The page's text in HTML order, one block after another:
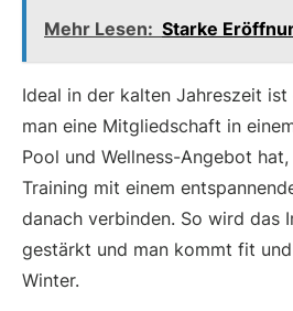
Mehr Lesen: Starke
Ideal in der kalten Jahreszeit
man eine Mitgliedschaft in
Pool und Wellness-Angebot
Training mit einem
danach verbinden. So wird das
gestärkt und man kommt fit
Winter.